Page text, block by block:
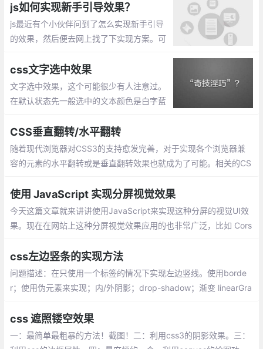
sla()也是可以的。模糊效果(毛玻璃效果) 通
过 filter来实现
js如何实现新手引导效果？
js最近有个小伙伴问到了怎么实现新手引导
的效果，然后便去网上找了下实现方案。可
css文字选中效果
文字选中效果，这个可能很少有人注意过。
在默认状态先一般选中的文本颜色是白字蓝
ion定义元素上的伪选择器，以便在选定元素
时设置其中文本的样式。
CSS垂直翻转/水平翻转
随着现代浏览器对CSS3的支持愈发完善，对于实现各个浏览器兼
容的元素的水平翻转或是垂直翻转效果也就成为了可能。相关的CS
使用 JavaScript 实现分屏视觉效果
今天这篇文章就来讲讲使用JavaScript来实现这种分屏的视觉UI效
果。现在在网站上这种分屏视觉效果应用的也非常广泛，比如 Cors
css左边竖条的实现方法
问题描述：在只使用一个标签的情况下实现左边竖线。使用borde
r；使用伪元素来实现；内/外阴影；drop-shadow；渐变 linearGra
css 遮照镂空效果
一：最简单最粗暴的方法！截图！二：利用css3的阴影效果。三：